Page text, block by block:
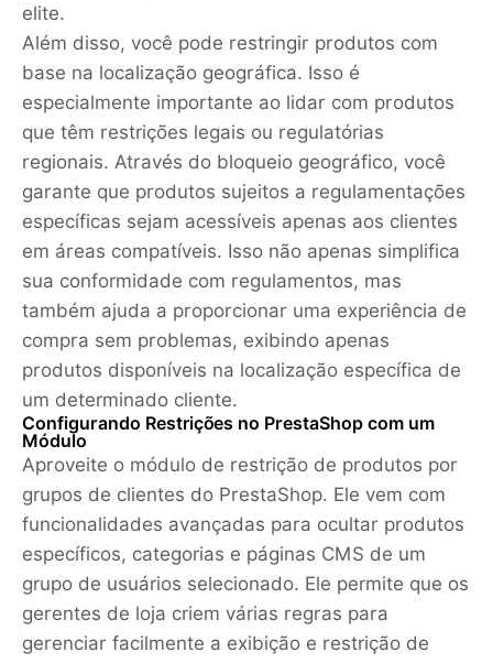
elite.
Além disso, você pode restringir produtos com
base na localização geográfica. Isso é
especialmente importante ao lidar com produtos
que têm restrições legais ou regulatórias
regionais. Através do bloqueio geográfico, você
garante que produtos sujeitos a regulamentações
específicas sejam acessíveis apenas aos clientes
em áreas compatíveis. Isso não apenas simplifica
sua conformidade com regulamentos, mas
também ajuda a proporcionar uma experiência de
compra sem problemas, exibindo apenas
produtos disponíveis na localização específica de
um determinado cliente.
Configurando Restrições no PrestaShop com um
Módulo
Aproveite o módulo de restrição de produtos por
grupos de clientes do PrestaShop. Ele vem com
funcionalidades avançadas para ocultar produtos
específicos, categorias e páginas CMS de um
grupo de usuários selecionado. Ele permite que os
gerentes de loja criem várias regras para
gerenciar facilmente a exibição e restrição de